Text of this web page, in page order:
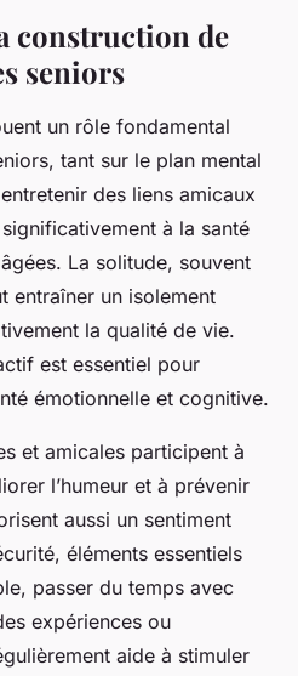
construction de
seniors
un rôle fondamental
tant sur le plan mental
des liens amicaux
à la santé
La solitude, souvent
entraîner un isolement
la qualité de vie.
est essentiel pour
émotionnelle et cognitive.
et amicales participent à
l’humeur et à prévenir
aussi un sentiment
éléments essentiels
passer du temps avec
expériences ou
aide à stimuler